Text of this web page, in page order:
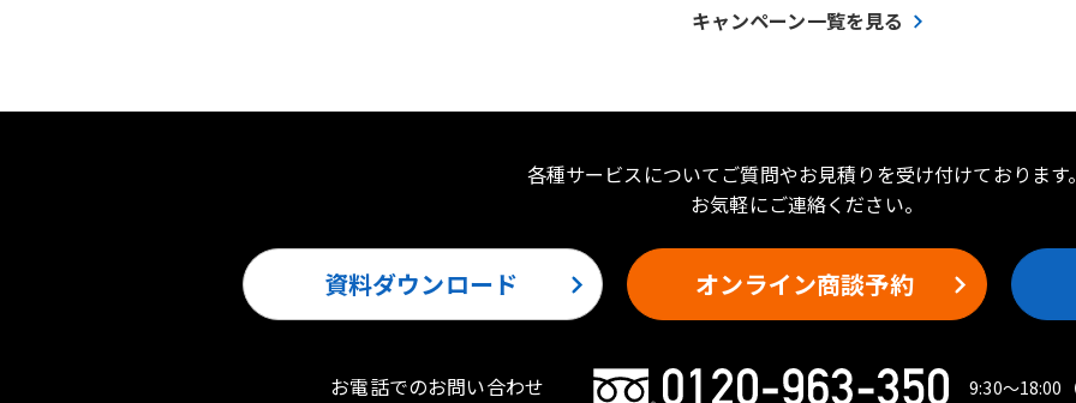
キャンペーン一覧を見る
各種サービスについてご質問やお見積りを受け付けております。
お気軽にご連絡ください。
資料ダウンロード オンライン商談予約
お電話でのお問い合わせ 9:30〜18:00